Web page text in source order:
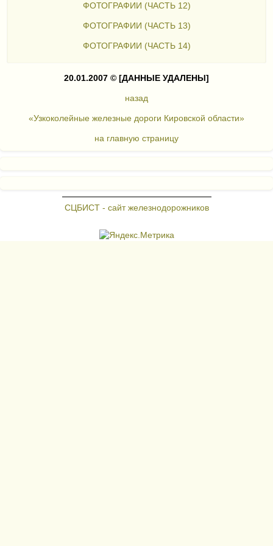
ФОТОГРАФИИ (ЧАСТЬ 12)
ФОТОГРАФИИ (ЧАСТЬ 13)
ФОТОГРАФИИ (ЧАСТЬ 14)
20.01.2007 © [ДАННЫЕ УДАЛЕНЫ]
назад
«Узкоколейные железные дороги Кировской области»
на главную страницу
СЦБИСТ - сайт железнодорожников